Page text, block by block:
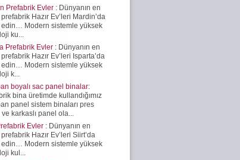
Prefabrik Evler : Dünyanın en
Hazır Ev’leri Mardin’da
Modern sistemle yüksek
ku...
Prefabrik Evler : Dünyanın en
Hazır Ev’leri Isparta’da
Modern sistemle yüksek
k...
boyalı sac panel binalar:
bina üretimde kullandığımız
panel sistem binaları pres
karkaslı panel ola...
Evler : Dünyanın en
Hazır Ev’leri Siirt’da
Modern sistemle yüksek
kul...